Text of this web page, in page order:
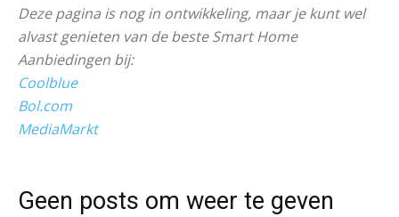
Deze pagina is nog in ontwikkeling, maar je kunt wel
alvast genieten van de beste Smart Home
Aanbiedingen bij:
Coolblue
Bol.com
MediaMarkt
Geen posts om weer te geven